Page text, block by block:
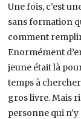
Une fois, c’est
sans formation
comment
Enormément
jeune était là
temps à
gros livre. Mais
personne qui